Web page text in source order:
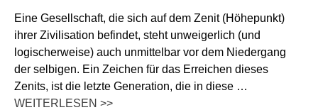
Eine Gesellschaft, die sich auf dem Zenit (Höhepunkt)
ihrer Zivilisation befindet, steht unweigerlich (und
logischerweise) auch unmittelbar vor dem Niedergang
der selbigen. Ein Zeichen für das Erreichen dieses
Zenits, ist die letzte Generation, die in diese …
WEITERLESEN >>